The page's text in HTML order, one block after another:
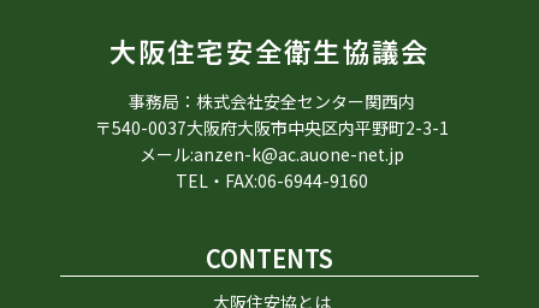
大阪住宅安全衛生協議会
事務局：株式会社安全センター関西内
〒540-0037大阪府大阪市中央区内平野町2-3-1
メール:anzen-k@ac.auone-net.jp
TEL・FAX:06-6944-9160
CONTENTS
大阪住安協とは